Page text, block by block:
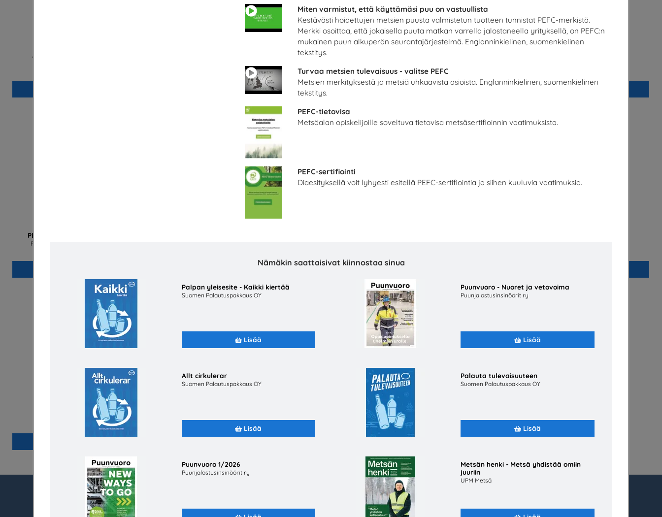
Miten varmistut, että käyttämäsi puu on vastuullista
Kestävästi hoidettujen metsien puusta valmistetun tuotteen tunnistat PEFC-merkistä.
Merkki osoittaa, että jokaisella puuta matkan varrella jalostaneella yrityksellä, on PEFC:n
mukainen puun alkuperän seurantajärjestelmä. Englanninkielinen, suomenkielinen
tekstitys.
Turvaa metsien tulevaisuus - valitse PEFC
Metsien merkityksestä ja metsiä uhkaavista asioista. Englanninkielinen, suomenkielinen
tekstitys.
PEFC-tietovisa
Metsäalan opiskelijoille soveltuva tietovisa metsäsertifioinnin vaatimuksista.
PEFC-sertifiointi
Diaesityksellä voit lyhyesti esitellä PEFC-sertifiointia ja siihen kuuluvia vaatimuksia.
Nämäkin saattaisivat kiinnostaa sinua
Palpan yleisesite - Kaikki kiertää
Suomen Palautuspakkaus OY
Lisää
Puunvuoro - Nuoret ja vetovoima
Puunjalostusinsinöörit ry
Lisää
Allt cirkulerar
Suomen Palautuspakkaus OY
Lisää
Palauta tulevaisuuteen
Suomen Palautuspakkaus OY
Lisää
Puunvuoro 1/2026
Puunjalostusinsinöörit ry
Metsän henki - Metsä yhdistää omiin
juuriin
UPM Metsä
Aalto-yliopiston Kemian tekniikan
Mahdollisuuksien ala - Tehtävävihko
Lisää
PEFC Vastuullisesti metsästä -juliste
PEFC Suomi - Suomen Metsäsertifiointi ry
Returnera till framtiden
Suomen Palautuspakkaus OY
Subjectaid.fi Asiakaspalvelu Tilaa aineistoja Tietoa meistä subjectaid.fi